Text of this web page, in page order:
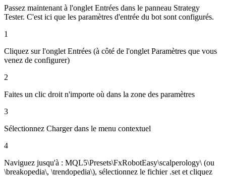
Passez maintenant à l'onglet Entrées dans le panneau Strategy
Tester. C'est ici que les paramètres d'entrée du bot sont configurés.
1
Cliquez sur l'onglet Entrées (à côté de l'onglet Paramètres que vous
venez de configurer)
2
Faites un clic droit n'importe où dans la zone des paramètres
3
Sélectionnez Charger dans le menu contextuel
4
Naviguez jusqu'à : MQL5\Presets\FxRobotEasy\scalperology\ (ou
\breakopedia\, \trendopedia\), sélectionnez le fichier .set et cliquez